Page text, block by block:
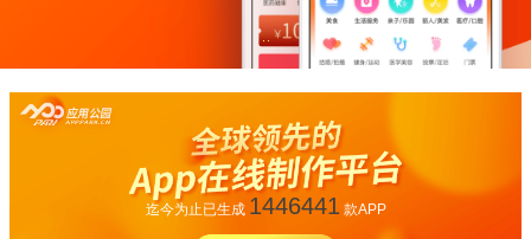
迄今为止已生成 1446441款APP